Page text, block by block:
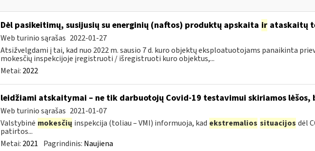
Dėl pasikeitimų, susijusių su energinių (naftos) produktų apskaita irataskaitų
Web turinio sąrašas 2022-01-27
Atsižvelgdami į tai, kad nuo 2022 m. sausio 7 d. kuro objektų eksploatuotojams panaikinta
mokesčių inspekcijoje įregistruoti / išregistruoti kuro objektus,...
Metai: 2022
leidžiami atskaitymai – ne tik darbuotojų Covid-19 testavimui skiriamos lėšos,
Web turinio sąrašas 2021-01-07
Valstybinė mokesčių inspekcija (toliau – VMI) informuoja, kad ekstremalios situacijos dėl
patirtos...
Metai: 2021 Pagrindinis: Naujiena